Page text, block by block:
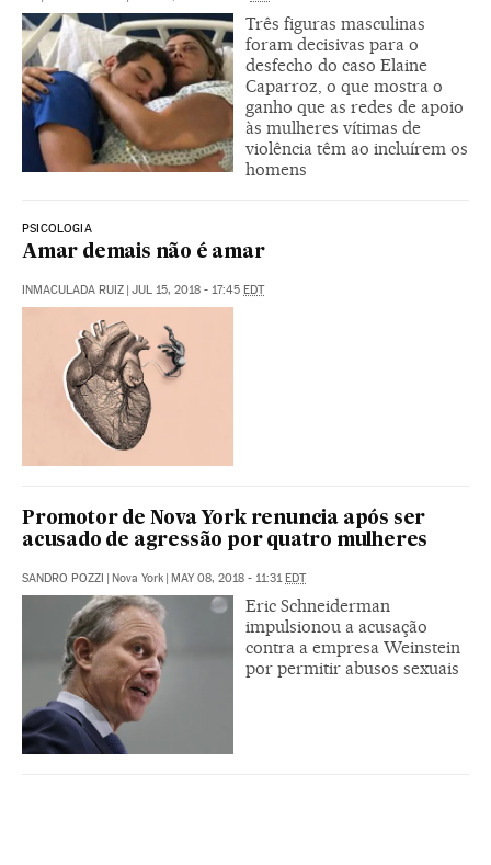
Três figuras masculinas
foram decisivas para o
desfecho do caso Elaine
Caparroz, o que mostra o
ganho que as redes de apoio
às mulheres vítimas de
violência têm ao incluírem os
homens
PSICOLOGIA
Amar demais não é amar
INMACULADA RUIZ | JUL 15, 2018 - 17:45 EDT
Promotor de Nova York renuncia após ser
acusado de agressão por quatro mulheres
SANDRO POZZI | Nova York | MAY 08, 2018 - 11:31EDT
Eric Schneiderman
impulsionou a acusação
contra a empresa Weinstein
por permitir abusos sexuais